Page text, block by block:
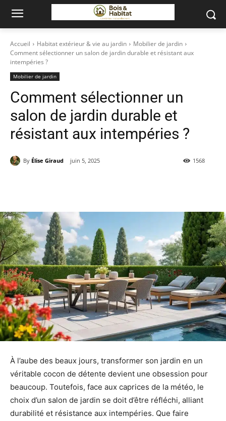
Accueil Habitat extérieur & vie au jardin
Mobilier de jardin
Comment sélectionner un salon de jardin durable et résistant aux
intempéries ?
Mobilier de jardin
Comment sélectionner un
salon de jardin durable et
résistant aux intempéries ?
By Élise Giraud juin 5, 2025 1568
À l’aube des beaux jours, transformer son jardin en un
véritable cocon de détente devient une obsession pour
beaucoup. Toutefois, face aux caprices de la météo, le
choix d’un salon de jardin se doit d’être réfléchi, alliant
durabilité et résistance aux intempéries. Que faire